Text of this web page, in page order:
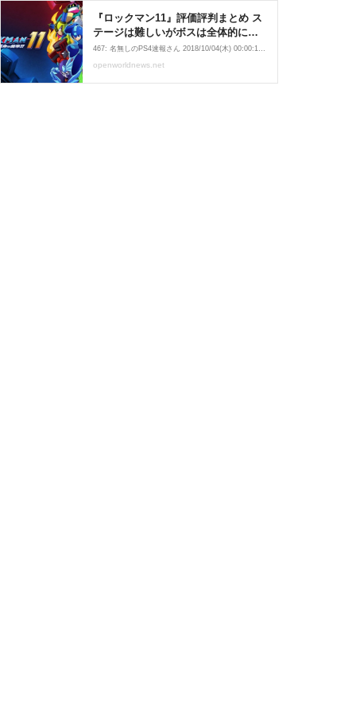
『ロックマン11』評価評判まとめ ス
テージは難しいがボスは全体的に弱
め、やり直しが遠いのが難点 :
PlaySphere | PS5速報
467: 名無しのPS4速報さん 2018/10/04(木) 00:00:16.57 ID:jcweMyj00 キター 477: 名無しのPS4速報さん 2018/10/04(木) 00:35:04.80 ID:MY+6D38U0 ロックマン復活おめでとう 476: 名無しのPS4速報さん 2018/10/04(木) 00:32:15.07 ID:JpWgB2Ep0 ダイナミックテーマやべえ
openworldnews.net